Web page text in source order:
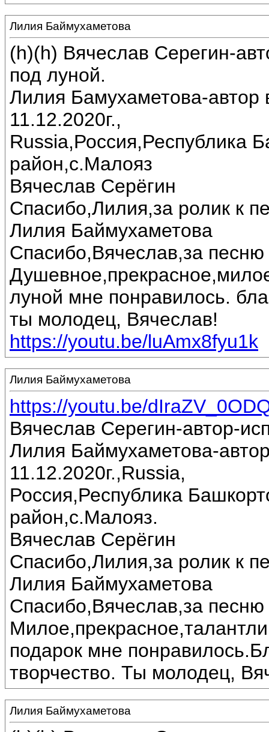
Лилия Баймухаметова
(h)(h) Вячеслав Серегин-
под луной.
Лилия Бамухаметова-автор
11.12.2020г.,
Russia,Россия,Республика
район,с.Малояз
Вячеслав Серёгин
Спасибо,Лилия,за ролик к
Лилия Баймухаметова
Спасибо,Вячеслав,за песню
луной мне понравилось.
ты молодец, Вячеслав!
https://youtu.be/luAmx8fyu1k
Лилия Баймухаметова
https://youtu.be/
Вячеслав Серегин-автор-
Лилия Баймухаметова-
11.12.2020г.,Russia,
Россия,Республика
район,с.Малояз.
Вячеслав Серёгин
Спасибо,Лилия,за ролик к
Лилия Баймухаметова
Спасибо,Вячеслав,за песню
подарок мне
творчество. Ты молодец,
Лилия Баймухаметова